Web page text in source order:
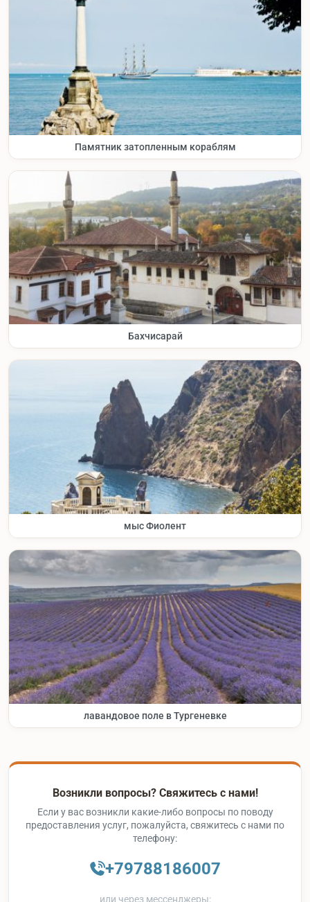
Памятник затопленным кораблям
Бахчисарай
мыс Фиолент
лавандовое поле в Тургеневке
Возникли вопросы? Свяжитесь с нами!
Если у вас возникли какие-либо вопросы по поводу
предоставления услуг, пожалуйста, свяжитесь с нами по
телефону:
+79788186007
или через мессенджеры: